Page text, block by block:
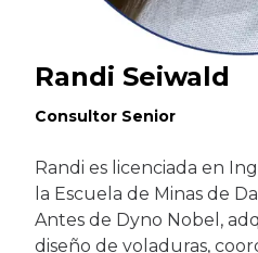
Randi Seiwald
Consultor Senior
Randi es licenciada en
la Escuela de Minas de
Antes de Dyno Nobel,
diseño de voladuras,